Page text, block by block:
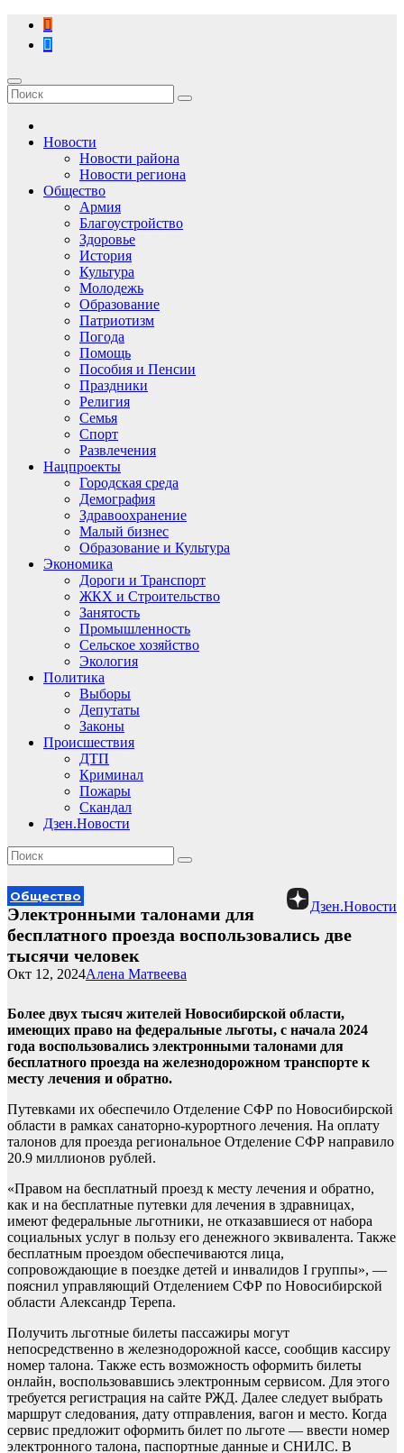
Перейти
содержимому
Новости
Новости района
Новости региона
Общество
Армия
Благоустройство
Здоровье
История
Культура
Молодежь
Образование
Патриотизм
Погода
Помощь
Пособия и Пенсии
Праздники
Религия
Семья
Спорт
Развлечения
Нацпроекты
Городская среда
Демография
Здравоохранение
Малый бизнес
Образование и Культура
Экономика
Дороги и Транспорт
ЖКХ и Строительство
Занятость
Промышленность
Сельское хозяйство
Экология
Политика
Выборы
Депутаты
Законы
Происшествия
ДТП
Криминал
Пожары
Скандал
Дзен.Новости
Дзен.Новости
Общество
Электронными талонами для
бесплатного проезда воспользовались две
тысячи человек
Алена Матвеева
Окт 12, 2024
Более двух тысяч жителей Новосибирской области,
имеющих право на федеральные льготы, с начала 2024
года воспользовались электронными талонами для
бесплатного проезда на железнодорожном транспорте к
месту лечения и обратно.
Путевками их обеспечило Отделение СФР по Новосибирской
области в рамках санаторно-курортного лечения. На оплату
талонов для проезда региональное Отделение СФР направило
20.9 миллионов рублей.
«Правом на бесплатный проезд к месту лечения и обратно,
как и на бесплатные путевки для лечения в здравницах,
имеют федеральные льготники, не отказавшиеся от набора
социальных услуг в пользу его денежного эквивалента. Также
бесплатным проездом обеспечиваются лица,
сопровождающие в поездке детей и инвалидов I группы», —
пояснил управляющий Отделением СФР по Новосибирской
области Александр Терепа.
Получить льготные билеты пассажиры могут
непосредственно в железнодорожной кассе, сообщив кассиру
номер талона. Также есть возможность оформить билеты
онлайн, воспользовавшись электронным сервисом. Для этого
требуется регистрация на сайте РЖД. Далее следует выбрать
маршрут следования, дату отправления, вагон и место. Когда
сервис предложит оформить билет по льготе — ввести номер
электронного талона, паспортные данные и СНИЛС. В